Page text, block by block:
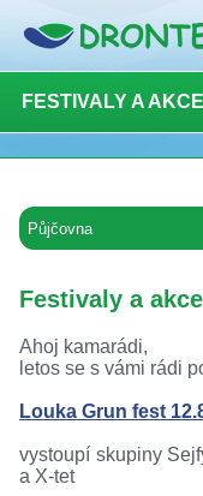
FESTIVALY A
Festivaly a
Ahoj kamarádi,
letos se s vámi rádi
Louka Grun fest
vystoupí skupiny
a X-tet